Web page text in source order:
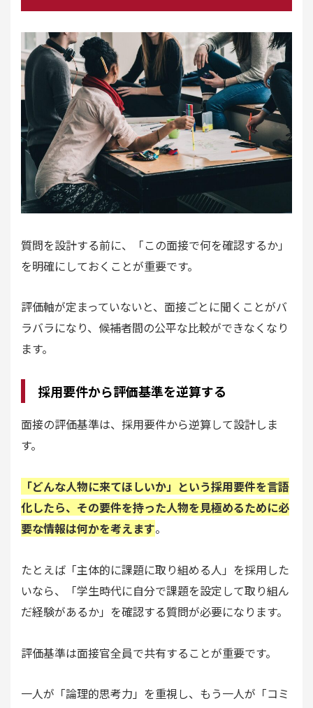
質問を設計する前に、「この面接で何を確認するか」
を明確にしておくことが重要です。
評価軸が定まっていないと、面接ごとに聞くことがバ
ラバラになり、候補者間の公平な比較ができなくなり
ます。
採用要件から評価基準を逆算する
面接の評価基準は、採用要件から逆算して設計しま
す。
「どんな人物に来てほしいか」という採用要件を言語
化したら、その要件を持った人物を見極めるために必
要な情報は何かを考えます。
たとえば「主体的に課題に取り組める人」を採用した
いなら、「学生時代に自分で課題を設定して取り組ん
だ経験があるか」を確認する質問が必要になります。
評価基準は面接官全員で共有することが重要です。
一人が「論理的思考力」を重視し、もう一人が「コミ